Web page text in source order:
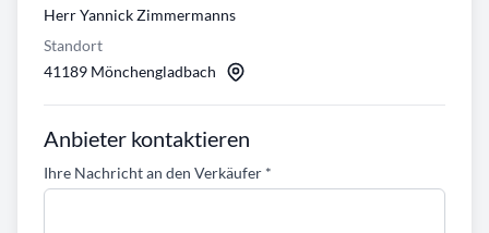
Herr Yannick Zimmermanns
Standort
41189 Mönchengladbach
Anbieter kontaktieren
Ihre Nachricht an den Verkäufer *